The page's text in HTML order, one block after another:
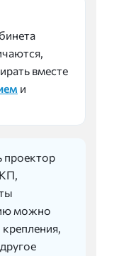
вместе
и
проектор
можно